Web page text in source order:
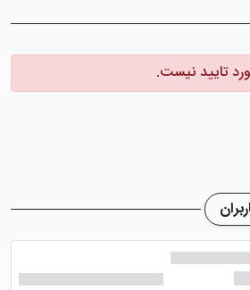
عالی و پنجره هایی رو به شهر در
حس آرامش را هنگام اقامت به شما
های این هتل شامل سوئیت های
در اتاق های این هتل وجود دارد می
بهداشتی، دمپایی، مبلمان، حمام
و وان، سیستم سرمایشی، سیستم
کرد. ضمن اینکه در برخی از اتاق
شخصی هم وجود دارد.
تایید نیست.